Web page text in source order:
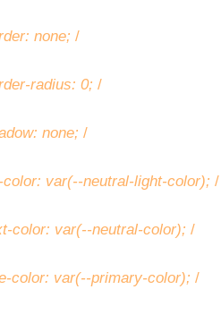
none; /
radius: 0; /
none; /
color: var(--neutral-light-color); /
color: var(--neutral-color); /
color: var(--primary-color); /